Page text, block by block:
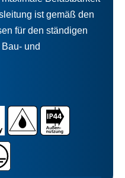
ist gemäß den
für den ständigen
und